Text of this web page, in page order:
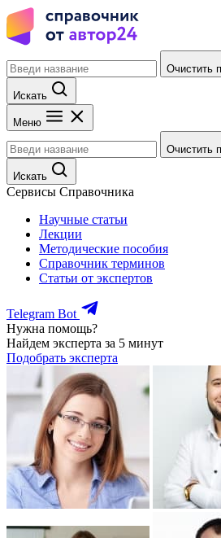
Очистить
Искать
Меню
Очистить
Искать
Сервисы Справочника
Научные статьи
Лекции
Методические пособия
Справочник терминов
Статьи от экспертов
Telegram Bot
Нужна помощь?
Найдем эксперта за 5 минут
Подобрать эксперта